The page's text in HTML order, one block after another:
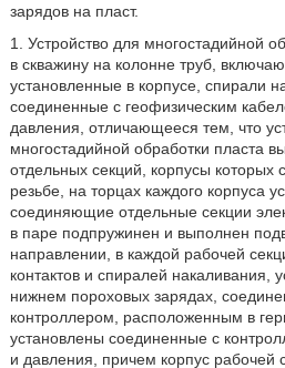
зарядов на пласт.
1. Устройство для многостадийной
в скважину на колонне труб,
установленные в корпусе, спирали
соединенные с геофизическим
давления, отличающееся тем, что
многостадийной обработки пласта
отдельных секций, корпусы
резьбе, на торцах каждого корпуса
соединяющие отдельные секции
в паре подпружинен и выполнен
направлении, в каждой рабочей
контактов и спиралей накаливания,
нижнем пороховых зарядах,
контроллером, расположенным в
установлены соединенные с
и давления, причем корпус рабочей